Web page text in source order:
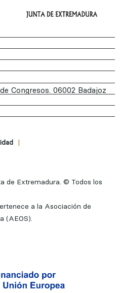
Congresos. 06002 Badajoz
|
de Extremadura. © Todos los
a la Asociación de
(AEOS).